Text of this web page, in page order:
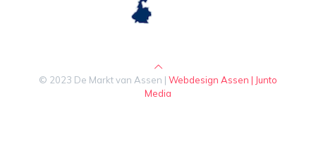
© 2023 De Markt van Assen | Webdesign Assen | Junto
Media